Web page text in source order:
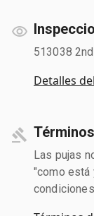
513038
Detalles
Las pujas
"como está